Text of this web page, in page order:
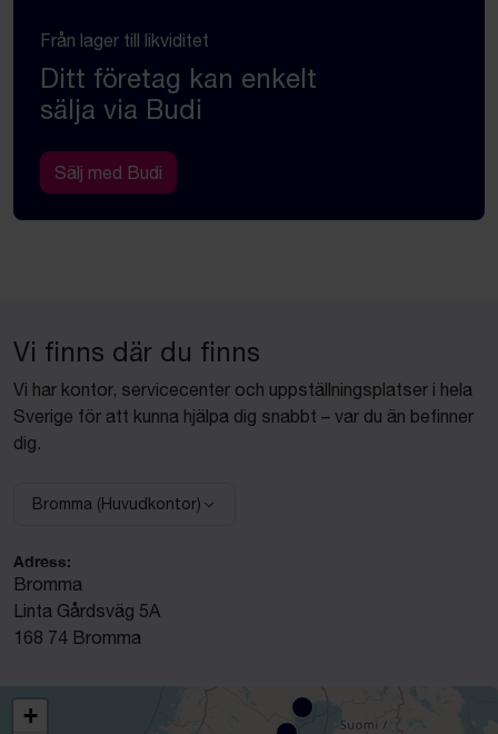
Från lager till likviditet
Ditt företag kan enkelt
sälja via Budi
Sälj med Budi
Vi finns där du finns
Vi har kontor, servicecenter och uppställningsplatser i hela
Sverige för att kunna hjälpa dig snabbt – var du än befinner
dig.
Välj anläggning:
Bromma (Huvudkontor)
Adress:
Bromma
Linta Gårdsväg 5A
168 74 Bromma
+